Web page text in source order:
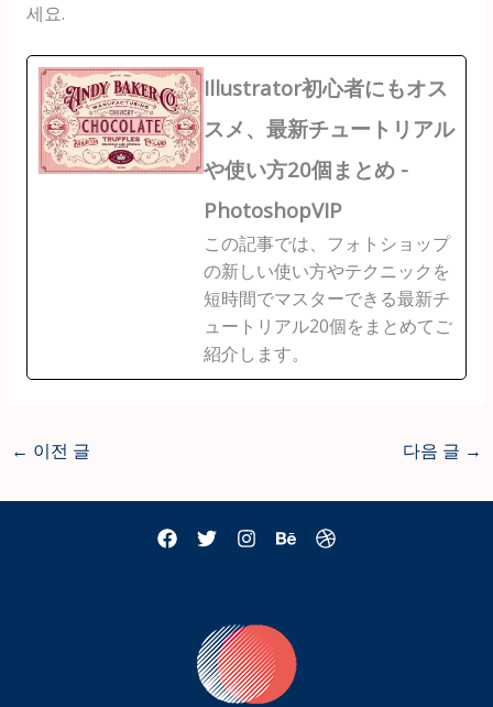
세요.
Illustrator初心者にもオス
スメ、最新チュートリアル
や使い方20個まとめ -
PhotoshopVIP
この記事では、フォトショップ
の新しい使い方やテクニックを
短時間でマスターできる最新チ
ュートリアル20個をまとめてご
紹介します。
← 이전 글 다음 글 →